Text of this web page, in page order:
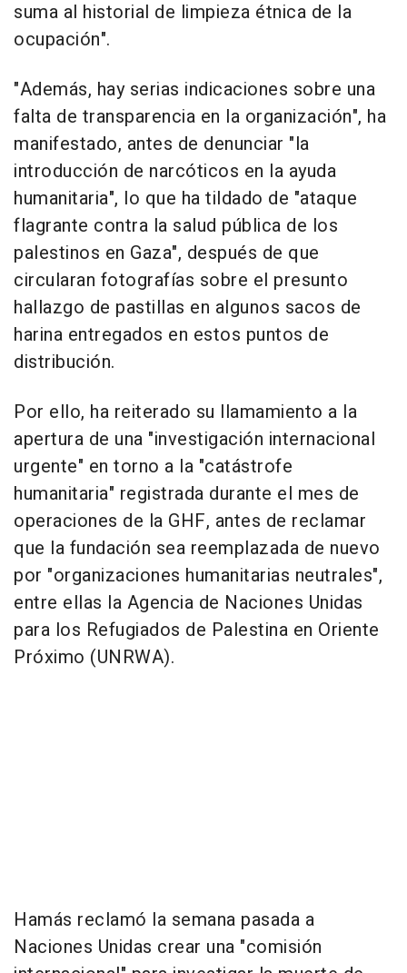
suma al historial de limpieza étnica de la
ocupación".
"Además, hay serias indicaciones sobre una
falta de transparencia en la organización", ha
manifestado, antes de denunciar "la
introducción de narcóticos en la ayuda
humanitaria", lo que ha tildado de "ataque
flagrante contra la salud pública de los
palestinos en Gaza", después de que
circularan fotografías sobre el presunto
hallazgo de pastillas en algunos sacos de
harina entregados en estos puntos de
distribución.
Por ello, ha reiterado su llamamiento a la
apertura de una "investigación internacional
urgente" en torno a la "catástrofe
humanitaria" registrada durante el mes de
operaciones de la GHF, antes de reclamar
que la fundación sea reemplazada de nuevo
por "organizaciones humanitarias neutrales",
entre ellas la Agencia de Naciones Unidas
para los Refugiados de Palestina en Oriente
Próximo (UNRWA).
Hamás reclamó la semana pasada a
Naciones Unidas crear una "comisión